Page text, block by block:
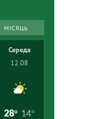
МІСЯЦЬ
Середа
12.08
28° 14°